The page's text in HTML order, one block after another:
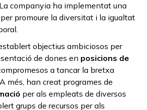
companyia ha implementat una
promoure la diversitat i la igualtat
objectius ambiciosos per
de dones en posicions de
a tancar la bretxa
més, han creat programes de
per als empleats de diversos
grups de recursos per als